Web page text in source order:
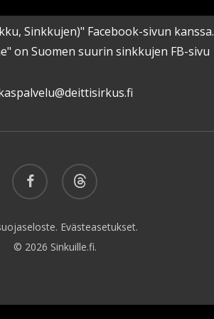
Sinkkujen)" Facebook-sivun
on Suomen suurin sinkkujen FB-sivu
facebook threads
Evästeasetukset.
© 2026 Sinkuille.fi.